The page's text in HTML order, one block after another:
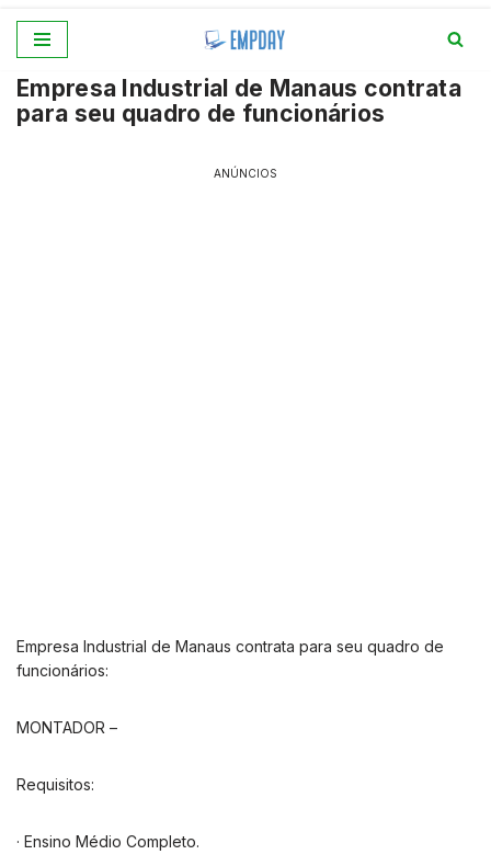
para
o
Empresa Industrial de Manaus contrata
para seu quadro de funcionários
ANÚNCIOS
Empresa Industrial de Manaus contrata para seu quadro de
funcionários:
MONTADOR –
Requisitos:
· Ensino Médio Completo.